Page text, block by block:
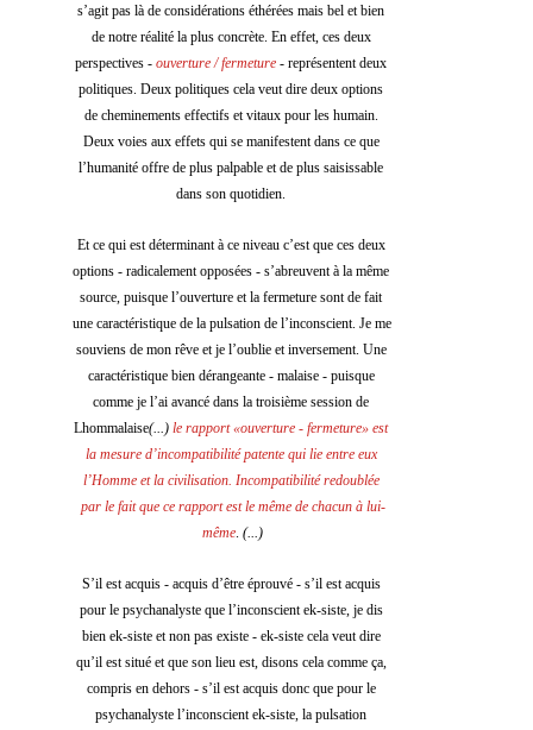
s’agit pas là de considérations éthérées mais bel et bien
de notre réalité la plus concrète. En effet, ces deux
perspectives - ouverture / fermeture - représentent deux
politiques. Deux politiques cela veut dire deux options
de cheminements effectifs et vitaux pour les humain.
Deux voies aux effets qui se manifestent dans ce que
l’humanité offre de plus palpable et de plus saisissable
dans son quotidien.
Et ce qui est déterminant à ce niveau c’est que ces deux
options - radicalement opposées - s’abreuvent à la même
source, puisque l’ouverture et la fermeture sont de fait
une caractéristique de la pulsation de l’inconscient. Je me
souviens de mon rêve et je l’oublie et inversement. Une
caractéristique bien dérangeante - malaise - puisque
comme je l’ai avancé dans la troisième session de
Lhommalaise(...) le rapport «ouverture - fermeture» est
la mesure d’incompatibilité patente qui lie entre eux
l’Homme et la civilisation. Incompatibilité redoublée
par le fait que ce rapport est le même de chacun à lui-
même . (...)
S’il est acquis - acquis d’être éprouvé - s’il est acquis
pour le psychanalyste que l’inconscient ek-siste, je dis
bien ek-siste et non pas existe - ek-siste cela veut dire
qu’il est situé et que son lieu est, disons cela comme ça,
compris en dehors - s’il est acquis donc que pour le